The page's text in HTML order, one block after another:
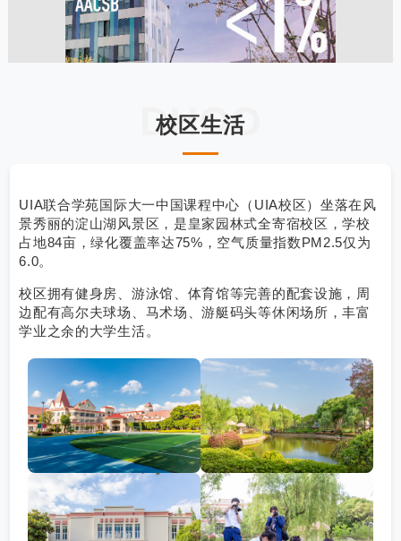
DHOO
校区生活
UIA联合学苑国际大一中国课程中心（UIA校区）坐落在风
景秀丽的淀山湖风景区，是皇家园林式全寄宿校区，学校
占地84亩，绿化覆盖率达75%，空气质量指数PM2.5仅为
6.0。
校区拥有健身房、游泳馆、体育馆等完善的配套设施，周
边配有高尔夫球场、马术场、游艇码头等休闲场所，丰富
学业之余的大学生活。